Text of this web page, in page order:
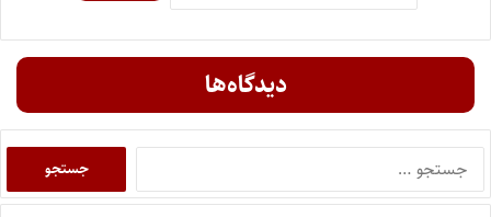
دیدگاه‌ها